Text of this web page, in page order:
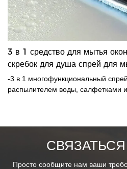
3 в 1 средство для мытья
скребок для душа спрей для
-3 в 1 многофункциональный
распылителем воды, салфетками
Просто сообщите нам ваши